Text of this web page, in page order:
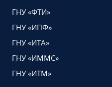
ГНУ «ФТИ»
ГНУ «ИПФ»
ГНУ «ИТА»
ГНУ «ИММС»
ГНУ «ИТМ»